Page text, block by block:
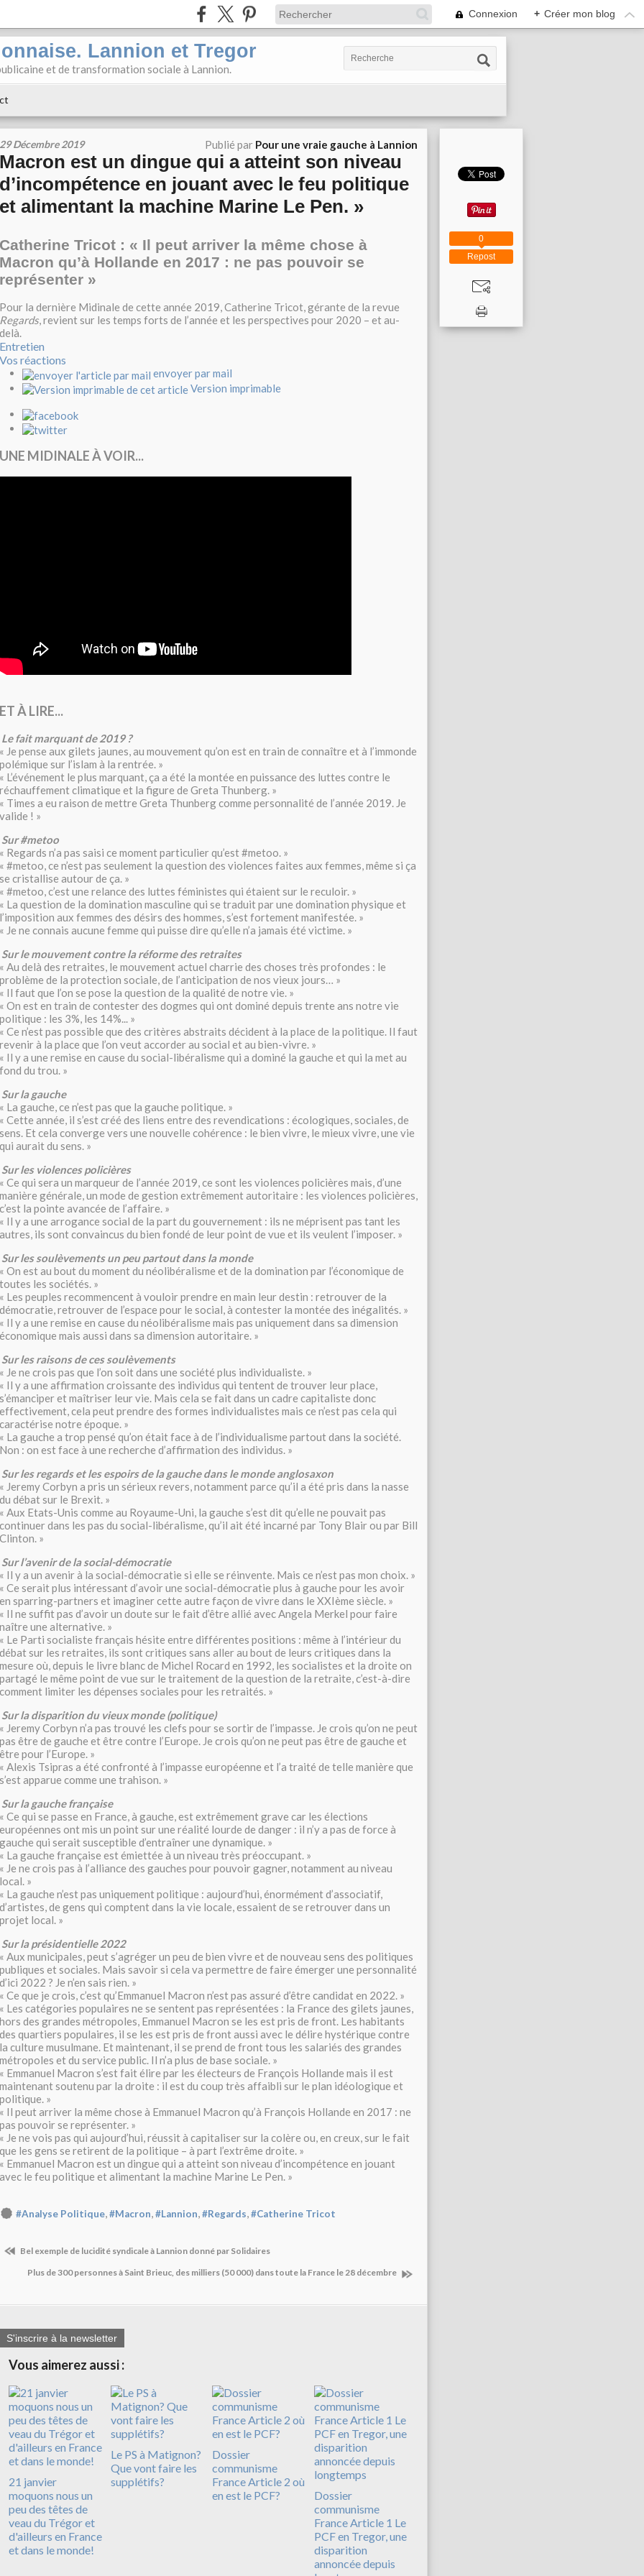
Connexion + Créer mon blog
Lannion et Tregor
et de transformation sociale à Lannion.
29 Décembre 2019 Publié par Pour une vraie gauche à Lannion
Macron est un dingue qui a atteint son niveau
d’incompétence en jouant avec le feu politique
et alimentant la machine Marine Le Pen. »
Catherine Tricot : « Il peut arriver la même chose à
Macron qu’à Hollande en 2017 : ne pas pouvoir se
représenter »
Pour la dernière Midinale de cette année 2019, Catherine Tricot, gérante de la revue
Regards, revient sur les temps forts de l’année et les perspectives pour 2020 – et au-
delà.
Entretien
Vos réactions
envoyer par mail
Version imprimable
UNE MIDINALE À VOIR...
ET À LIRE...
Le fait marquant de 2019 ?
« Je pense aux gilets jaunes, au mouvement qu’on est en train de connaître et à l’immonde
polémique sur l’islam à la rentrée. »
« L’événement le plus marquant, ça a été la montée en puissance des luttes contre le
réchauffement climatique et la figure de Greta Thunberg. »
« Times a eu raison de mettre Greta Thunberg comme personnalité de l’année 2019. Je
valide ! »
Sur #metoo
« Regards n’a pas saisi ce moment particulier qu’est #metoo. »
« #metoo, ce n’est pas seulement la question des violences faites aux femmes, même si ça
se cristallise autour de ça. »
« #metoo, c’est une relance des luttes féministes qui étaient sur le reculoir. »
« La question de la domination masculine qui se traduit par une domination physique et
l’imposition aux femmes des désirs des hommes, s’est fortement manifestée. »
« Je ne connais aucune femme qui puisse dire qu’elle n’a jamais été victime. »
Sur le mouvement contre la réforme des retraites
« Au delà des retraites, le mouvement actuel charrie des choses très profondes : le
problème de la protection sociale, de l’anticipation de nos vieux jours… »
« Il faut que l’on se pose la question de la qualité de notre vie. »
« On est en train de contester des dogmes qui ont dominé depuis trente ans notre vie
politique : les 3%, les 14%... »
« Ce n’est pas possible que des critères abstraits décident à la place de la politique. Il faut
revenir à la place que l’on veut accorder au social et au bien-vivre. »
« Il y a une remise en cause du social-libéralisme qui a dominé la gauche et qui la met au
fond du trou. »
Sur la gauche
« La gauche, ce n’est pas que la gauche politique. »
« Cette année, il s’est créé des liens entre des revendications : écologiques, sociales, de
sens. Et cela converge vers une nouvelle cohérence : le bien vivre, le mieux vivre, une vie
qui aurait du sens. »
Sur les violences policières
« Ce qui sera un marqueur de l’année 2019, ce sont les violences policières mais, d’une
manière générale, un mode de gestion extrêmement autoritaire : les violences policières,
c’est la pointe avancée de l’affaire. »
« Il y a une arrogance social de la part du gouvernement : ils ne méprisent pas tant les
autres, ils sont convaincus du bien fondé de leur point de vue et ils veulent l’imposer. »
Sur les soulèvements un peu partout dans la monde
« On est au bout du moment du néolibéralisme et de la domination par l’économique de
toutes les sociétés. »
« Les peuples recommencent à vouloir prendre en main leur destin : retrouver de la
démocratie, retrouver de l’espace pour le social, à contester la montée des inégalités. »
« Il y a une remise en cause du néolibéralisme mais pas uniquement dans sa dimension
économique mais aussi dans sa dimension autoritaire. »
Sur les raisons de ces soulèvements
« Je ne crois pas que l’on soit dans une société plus individualiste. »
« Il y a une affirmation croissante des individus qui tentent de trouver leur place,
s’émanciper et maîtriser leur vie. Mais cela se fait dans un cadre capitaliste donc
effectivement, cela peut prendre des formes individualistes mais ce n’est pas cela qui
caractérise notre époque. »
« La gauche a trop pensé qu’on était face à de l’individualisme partout dans la société.
Non : on est face à une recherche d’affirmation des individus. »
Sur les regards et les espoirs de la gauche dans le monde anglosaxon
« Jeremy Corbyn a pris un sérieux revers, notamment parce qu’il a été pris dans la nasse
du débat sur le Brexit. »
« Aux Etats-Unis comme au Royaume-Uni, la gauche s’est dit qu’elle ne pouvait pas
continuer dans les pas du social-libéralisme, qu’il ait été incarné par Tony Blair ou par Bill
Clinton. »
Sur l’avenir de la social-démocratie
« Il y a un avenir à la social-démocratie si elle se réinvente. Mais ce n’est pas mon choix. »
« Ce serait plus intéressant d’avoir une social-démocratie plus à gauche pour les avoir
en sparring-partners et imaginer cette autre façon de vivre dans le XXIème siècle. »
« Il ne suffit pas d’avoir un doute sur le fait d’être allié avec Angela Merkel pour faire
naître une alternative. »
« Le Parti socialiste français hésite entre différentes positions : même à l’intérieur du
débat sur les retraites, ils sont critiques sans aller au bout de leurs critiques dans la
mesure où, depuis le livre blanc de Michel Rocard en 1992, les socialistes et la droite on
partagé le même point de vue sur le traitement de la question de la retraite, c’est-à-dire
comment limiter les dépenses sociales pour les retraités. »
Sur la disparition du vieux monde (politique)
« Jeremy Corbyn n’a pas trouvé les clefs pour se sortir de l’impasse. Je crois qu’on ne peut
pas être de gauche et être contre l’Europe. Je crois qu’on ne peut pas être de gauche et
être pour l’Europe. »
« Alexis Tsipras a été confronté à l’impasse européenne et l’a traité de telle manière que
s’est apparue comme une trahison. »
Sur la gauche française
« Ce qui se passe en France, à gauche, est extrêmement grave car les élections
européennes ont mis un point sur une réalité lourde de danger : il n’y a pas de force à
gauche qui serait susceptible d’entraîner une dynamique. »
« La gauche française est émiettée à un niveau très préoccupant. »
« Je ne crois pas à l’alliance des gauches pour pouvoir gagner, notamment au niveau
local. »
« La gauche n’est pas uniquement politique : aujourd’hui, énormément d’associatif,
d’artistes, de gens qui comptent dans la vie locale, essaient de se retrouver dans un
projet local. »
Sur la présidentielle 2022
« Aux municipales, peut s’agréger un peu de bien vivre et de nouveau sens des politiques
publiques et sociales. Mais savoir si cela va permettre de faire émerger une personnalité
d’ici 2022 ? Je n’en sais rien. »
« Ce que je crois, c’est qu’Emmanuel Macron n’est pas assuré d’être candidat en 2022. »
« Les catégories populaires ne se sentent pas représentées : la France des gilets jaunes,
hors des grandes métropoles, Emmanuel Macron se les est pris de front. Les habitants
des quartiers populaires, il se les est pris de front aussi avec le délire hystérique contre
la culture musulmane. Et maintenant, il se prend de front tous les salariés des grandes
métropoles et du service public. Il n’a plus de base sociale. »
« Emmanuel Macron s’est fait élire par les électeurs de François Hollande mais il est
maintenant soutenu par la droite : il est du coup très affaibli sur le plan idéologique et
politique. »
« Il peut arriver la même chose à Emmanuel Macron qu’à François Hollande en 2017 : ne
pas pouvoir se représenter. »
« Je ne vois pas qui aujourd’hui, réussit à capitaliser sur la colère ou, en creux, sur le fait
que les gens se retirent de la politique – à part l’extrême droite. »
« Emmanuel Macron est un dingue qui a atteint son niveau d’incompétence en jouant
avec le feu politique et alimentant la machine Marine Le Pen. »
#Analyse Politique,#Macron,#Lannion,#Regards,#Catherine Tricot
Bel exemple de lucidité syndicale à Lannion donné par Solidaires
Plus de 300 personnes à Saint Brieuc, des milliers (50 000) dans toute la France le 28 décembre
S'inscrire à la newsletter
Vous aimerez aussi :
21 janvier
moquons nous un
peu des têtes de
veau du Trégor et
d'ailleurs en France
et dans le monde!
Le PS à Matignon?
Que vont faire les
supplétifs?
Dossier
communisme
France Article 2 où
en est le PCF?
Dossier
communisme
France Article 1 Le
PCF en Tregor, une
disparition
annoncée depuis
Repost
0